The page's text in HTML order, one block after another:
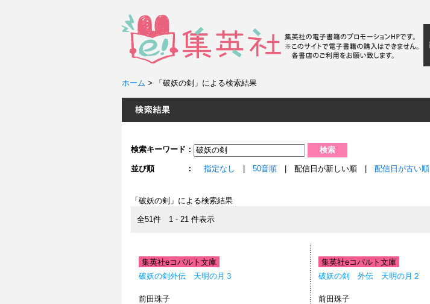
ホーム > 「破妖の剣」による検索結果
検索キーワード：
並び順 ： 指定なし 50音順 | 配信日が新しい順 | 配信日が古い順
「破妖の剣」による検索結果
全51件 1 - 21 件表示
集英社eコバルト文庫
破妖の剣外伝 天明の月３
前田珠子
集英社eコバルト文庫
破妖の剣 外伝 天明の月２
前田珠子